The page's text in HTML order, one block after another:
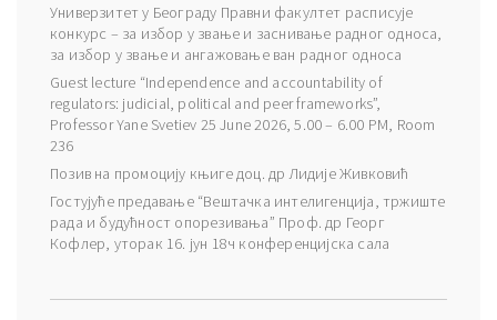
Универзитет у Београду Правни факултет расписује
конкурс – за избор у звање и заснивање радног односа,
за избор у звање и ангажовање ван радног односа
Guest lecture “Independence and accountability of
regulators: judicial, political and peer frameworks”,
Professor Yane Svetiev 25 June 2026, 5.00 – 6.00 PM, Room
236
Позив на промоцију књиге доц. др Лидије Живковић
Гостујуће предавање “Вештачка интелигенција, тржиште
рада и будућност опорезивања” Проф. др Георг
Кофлер, уторак 16. јун 18ч конференцијска сала